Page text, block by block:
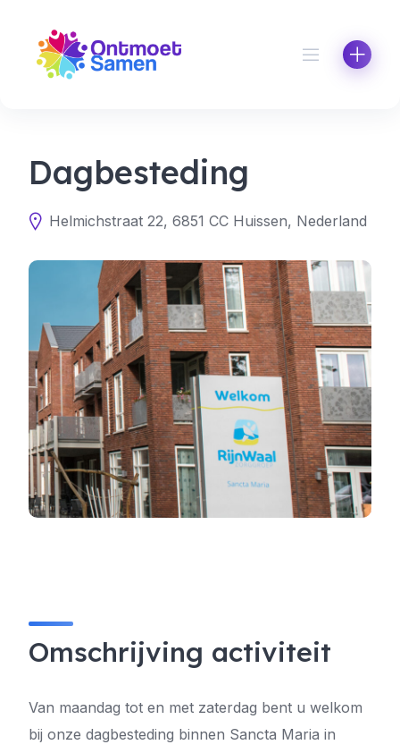
content
Dagbesteding
Helmichstraat 22, 6851 CC Huissen, Nederland
Omschrijving activiteit
Van maandag tot en met zaterdag bent u welkom
bij onze dagbesteding binnen Sancta Maria in